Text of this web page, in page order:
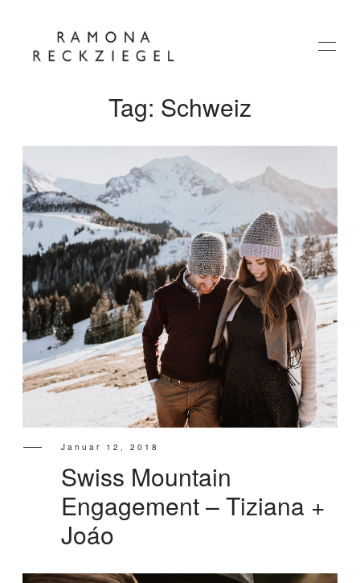
ÜBER MICH
JOURNAL
KONTAKT
INFORMATION
Tag: Schweiz
Januar 12, 2018
Swiss Mountain
Engagement – Tiziana +
Joáo